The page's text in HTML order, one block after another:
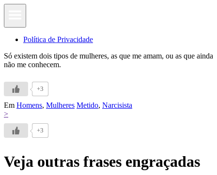
Política de Privacidade
Só existem dois tipos de mulheres, as que me amam, ou as que ainda
não me conhecem.
+3
Em Homens, Mulheres Metido, Narcisista
>
+3
Veja outras frases engraçadas